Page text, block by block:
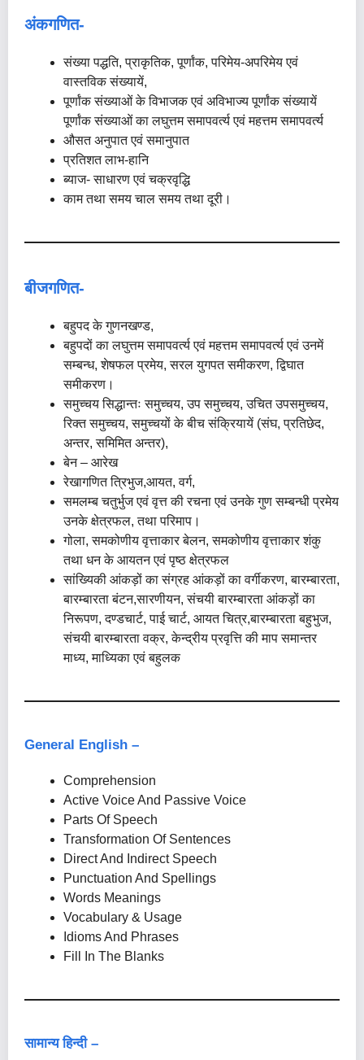
अंकगणित-
संख्या पद्धति, प्राकृतिक, पूर्णांक, परिमेय-अपरिमेय एवं
वास्तविक संख्यायें,
पूर्णांक संख्याओं के विभाजक एवं अविभाज्य पूर्णांक संख्यायें
पूर्णांक संख्याओं का लघुत्तम समापवर्त्य एवं महत्तम समापवर्त्य
औसत अनुपात एवं समानुपात
प्रतिशत लाभ-हानि
ब्याज- साधारण एवं चक्रवृद्धि
काम तथा समय चाल समय तथा दूरी।
बीजगणित-
बहुपद के गुणनखण्ड,
बहुपदों का लघुत्तम समापवर्त्य एवं महत्तम समापवर्त्य एवं उनमें
सम्बन्ध, शेषफल प्रमेय, सरल युगपत समीकरण, द्विघात
समीकरण।
समुच्चय सिद्धान्तः समुच्चय, उप समुच्चय, उचित उपसमुच्चय,
रिक्त समुच्चय, समुच्चयों के बीच संक्रियायें (संघ, प्रतिछेद,
अन्तर, समिमित अन्तर),
बेन – आरेख
रेखागणित त्रिभुज,आयत, वर्ग,
समलम्ब चतुर्भुज एवं वृत्त की रचना एवं उनके गुण सम्बन्धी प्रमेय
उनके क्षेत्रफल, तथा परिमाप।
गोला, समकोणीय वृत्ताकार बेलन, समकोणीय वृत्ताकार शंकु
तथा धन के आयतन एवं पृष्ठ क्षेत्रफल
सांख्यिकी आंकड़ों का संग्रह आंकड़ों का वर्गीकरण, बारम्बारता,
बारम्बारता बंटन,सारणीयन, संचयी बारम्बारता आंकड़ों का
निरूपण, दण्डचार्ट, पाई चार्ट, आयत चित्र,बारम्बारता बहुभुज,
संचयी बारम्बारता वक्र, केन्द्रीय प्रवृत्ति की माप समान्तर
माध्य, माध्यिका एवं बहुलक
General English –
Comprehension
Active Voice And Passive Voice
Parts Of Speech
Transformation Of Sentences
Direct And Indirect Speech
Punctuation And Spellings
Words Meanings
Vocabulary & Usage
Idioms And Phrases
Fill In The Blanks
सामान्य हिन्दी –